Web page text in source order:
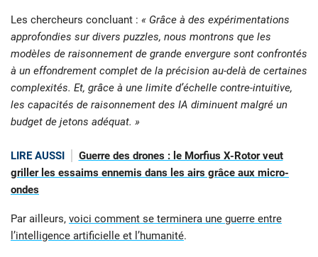
Les chercheurs concluant : « Grâce à des expérimentations
approfondies sur divers puzzles, nous montrons que les
modèles de raisonnement de grande envergure sont confrontés
à un effondrement complet de la précision au-delà de certaines
complexités. Et, grâce à une limite d’échelle contre-intuitive,
les capacités de raisonnement des IA diminuent malgré un
budget de jetons adéquat. »
LIRE AUSSI
Guerre des drones : le Morfius X-Rotor veut
griller les essaims ennemis dans les airs grâce aux micro-
ondes
Par ailleurs, voici comment se terminera une guerre entre
l’intelligence artificielle et l’humanité.